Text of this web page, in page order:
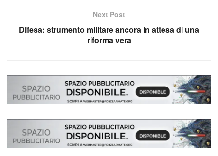
Next Post
Difesa: strumento militare ancora in attesa di una
riforma vera